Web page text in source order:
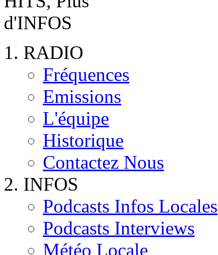
RADIO
Fréquences
Emissions
L'équipe
Historique
Contactez Nous
INFOS
Podcasts Infos Locales
Podcasts Interviews
Météo Locale